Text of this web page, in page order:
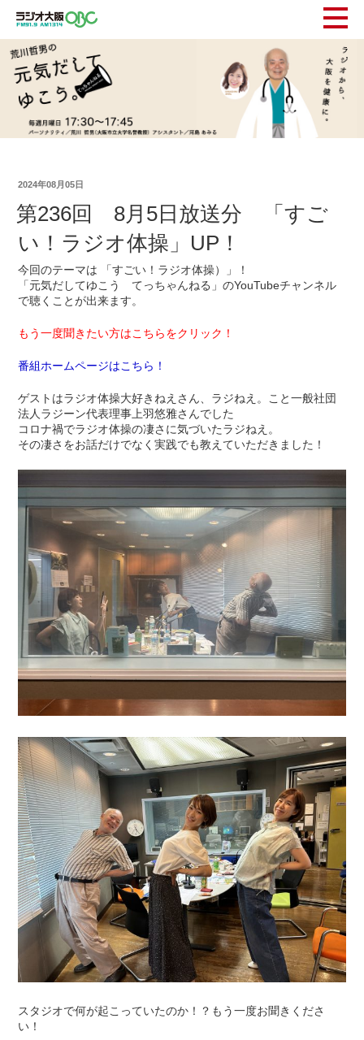
2024年08月05日
第236回 8月5日放送分 「すご
い！ラジオ体操」UP！
今回のテーマは 「すごい！ラジオ体操）」！
「元気だしてゆこう てっちゃんねる」のYouTubeチャンネル
で聴くことが出来ます。
もう一度聞きたい方はこちらをクリック！
番組ホームページはこちら！
ゲストはラジオ体操大好きねえさん、ラジねえ。こと一般社団
法人ラジーン代表理事上羽悠雅さんでした
コロナ禍でラジオ体操の凄さに気づいたラジねえ。
その凄さをお話だけでなく実践でも教えていただきました！
スタジオで何が起こっていたのか！？もう一度お聞きくださ
い！